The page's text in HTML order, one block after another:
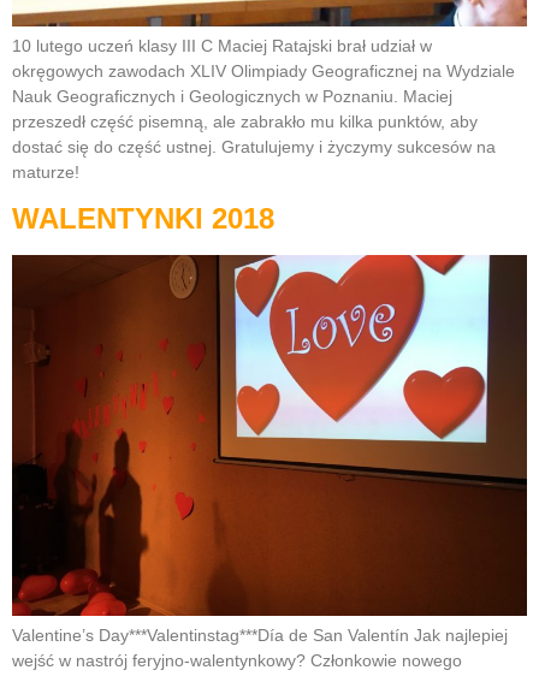
10 lutego uczeń klasy III C Maciej Ratajski brał udział w
okręgowych zawodach XLIV Olimpiady Geograficznej na Wydziale
Nauk Geograficznych i Geologicznych w Poznaniu. Maciej
przeszedł część pisemną, ale zabrakło mu kilka punktów, aby
dostać się do część ustnej. Gratulujemy i życzymy sukcesów na
maturze!
WALENTYNKI 2018
Valentine’s Day***Valentinstag***Día de San Valentín Jak najlepiej
wejść w nastrój feryjno-walentynkowy? Członkowie nowego